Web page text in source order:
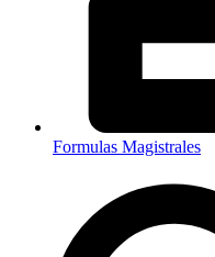
Formulas Magistrales